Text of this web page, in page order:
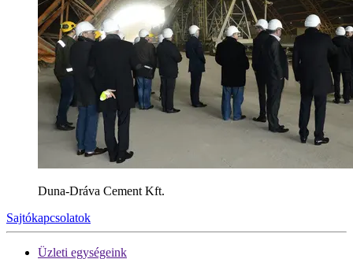
Duna-Dráva Cement Kft.
Sajtókapcsolatok
Üzleti egységeink